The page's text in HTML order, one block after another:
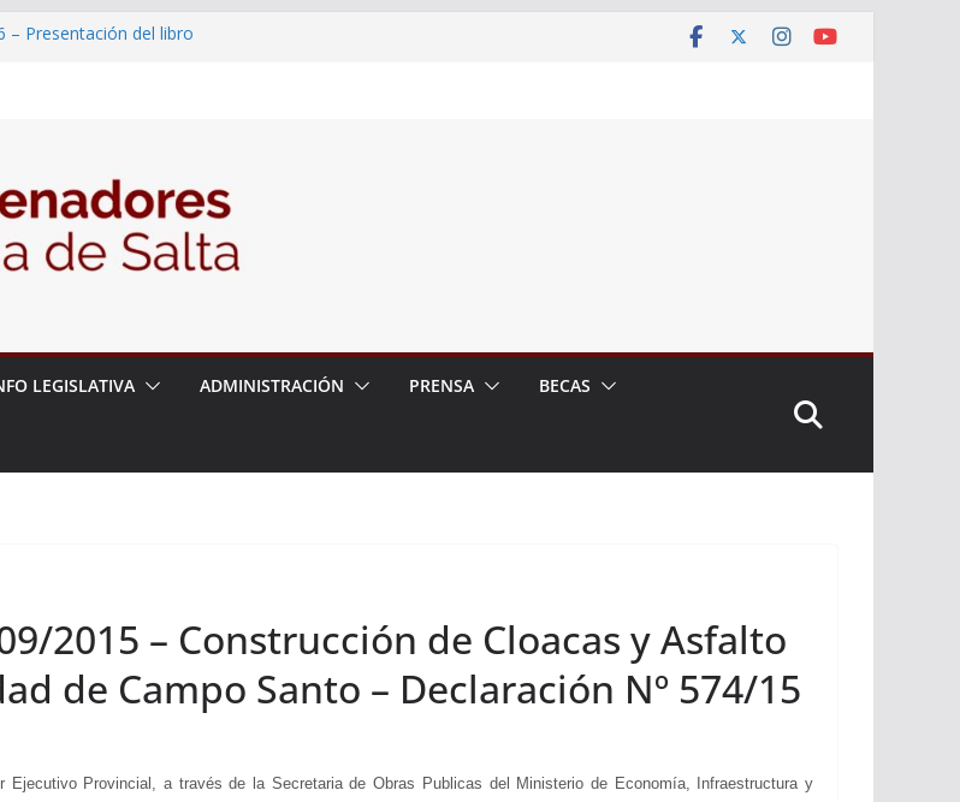
– Presentación del libro
– Primera Edición de
Puente de Unión
LEGISLATIVA ADMINISTRACIÓN PRENSA BECAS
2015 – Construcción de Cloacas y Asfalto
de Campo Santo – Declaración Nº 574/15
Ejecutivo Provincial, a través de la Secretaria de Obras Publicas del Ministerio de Economía, Infraestructura y